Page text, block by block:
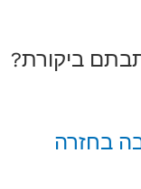
ביקורת?
בחזרה